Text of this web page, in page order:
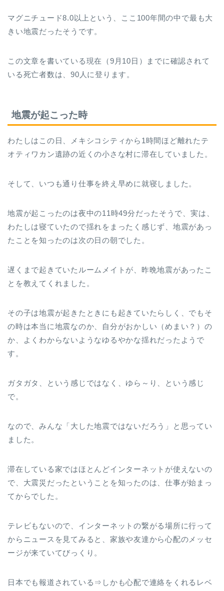
マグニチュード8.0以上という、ここ100年間の中で最も大
きい地震だったそうです。
この文章を書いている現在（9月10日）までに確認されて
いる死亡者数は、90人に登ります。
地震が起こった時
わたしはこの日、メキシコシティから1時間ほど離れたテ
オティワカン遺跡の近くの小さな村に滞在していました。
そして、いつも通り仕事を終え早めに就寝しました。
地震が起こったのは夜中の11時49分だったそうで、実は、
わたしは寝ていたので揺れをまったく感じず、地震があっ
たことを知ったのは次の日の朝でした。
遅くまで起きていたルームメイトが、昨晩地震があったこ
とを教えてくれました。
その子は地震が起きたときにも起きていたらしく、でもそ
の時は本当に地震なのか、自分がおかしい（めまい？）の
か、よくわからないようなゆるやかな揺れだったようで
す。
ガタガタ、という感じではなく、ゆら～り、という感じ
で。
なので、みんな「大した地震ではないだろう」と思ってい
ました。
滞在している家ではほとんどインターネットが使えないの
で、大震災だったということを知ったのは、仕事が始まっ
てからでした。
テレビもないので、インターネットの繋がる場所に行って
からニュースを見てみると、家族や友達から心配のメッセ
ージが来ていてびっくり。
日本でも報道されている⇒しかも心配で連絡をくれるレベ